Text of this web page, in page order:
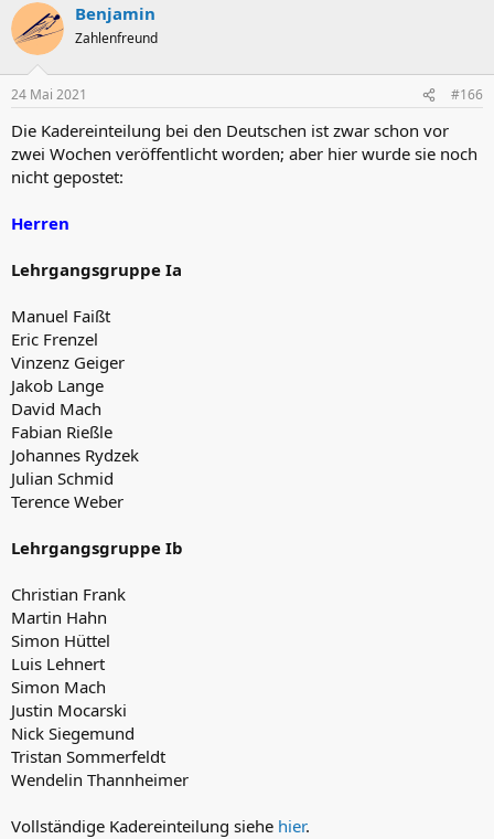
k
t
i
e
:
Benjamin
Zahlenfreund
24 Mai 2021 #166
Die Kadereinteilung bei den Deutschen ist zwar schon vor
zwei Wochen veröffentlicht worden; aber hier wurde sie noch
nicht gepostet:
Herren
Lehrgangsgruppe Ia
Manuel Faißt
Eric Frenzel
Vinzenz Geiger
Jakob Lange
David Mach
Fabian Rießle
Johannes Rydzek
Julian Schmid
Terence Weber
Lehrgangsgruppe Ib
Christian Frank
Martin Hahn
Simon Hüttel
Luis Lehnert
Simon Mach
Justin Mocarski
Nick Siegemund
Tristan Sommerfeldt
Wendelin Thannheimer
Vollständige Kadereinteilung siehe hier.